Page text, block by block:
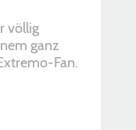
völlig
ganz
Fan.